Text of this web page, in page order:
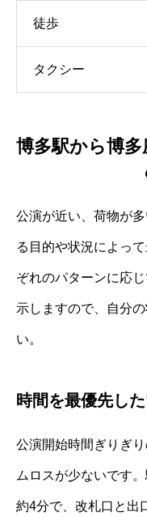
徒歩
タクシー
博多駅から博
公演が近い、荷物が
る目的や状況によっ
ぞれのパターンに応
示しますので、自分
い。
時間を最優先し
公演開始時間ぎりぎ
ムロスが少ないです
約4分で、改札口と出